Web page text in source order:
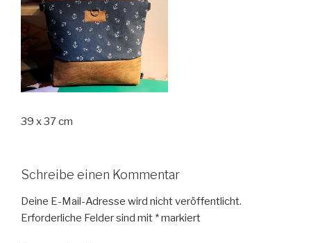
39 x 37 cm
Schreibe einen Kommentar
Deine E-Mail-Adresse wird nicht veröffentlicht.
Erforderliche Felder sind mit *markiert